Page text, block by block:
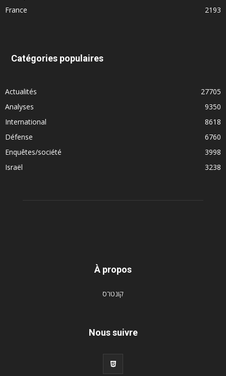
France
2193
Catégories populaires
Actualités
27705
Analyses
9350
International
8618
Défense
6760
Enquêtes/société
3998
Israël
3238
À propos
קונטרס
Nous suivre